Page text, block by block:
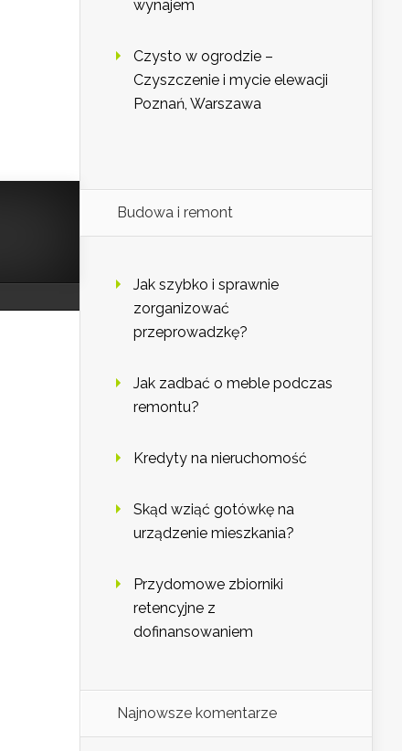
wynajem
Czysto w ogrodzie –
Czyszczenie i mycie elewacji
Poznań, Warszawa
Budowa i remont
Jak szybko i sprawnie
zorganizować
przeprowadzkę?
Jak zadbać o meble podczas
remontu?
Kredyty na nieruchomość
Skąd wziąć gotówkę na
urządzenie mieszkania?
Przydomowe zbiorniki
retencyjne z
dofinansowaniem
Najnowsze komentarze